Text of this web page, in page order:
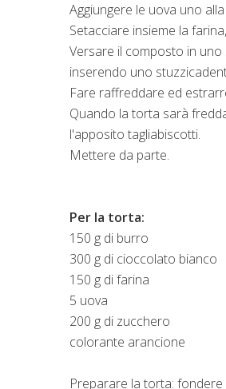
Aggiungere le uova uno
Setacciare insieme la
Versare il composto in
inserendo uno
Fare raffreddare ed
Quando la torta sarà
l'apposito tagliabiscotti.
Mettere da parte.
Per la torta:
150 g di burro
300 g di cioccolato bianco
150 g di farina
5 uova
200 g di zucchero
colorante arancione
Preparare la torta: